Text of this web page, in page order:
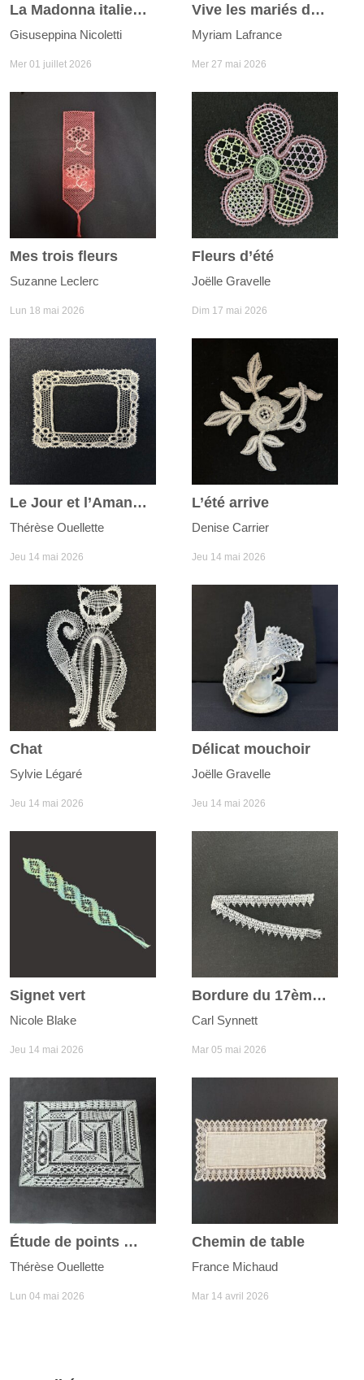
La Madonna italienne
Gisuseppina Nicoletti
Mer 01 juillet 2026
Vive les mariés du joli mois de mai
Myriam Lafrance
Mer 27 mai 2026
Mes trois fleurs
Suzanne Leclerc
Lun 18 mai 2026
Fleurs d’été
Joëlle Gravelle
Dim 17 mai 2026
Le Jour et l’Amande
Thérèse Ouellette
Jeu 14 mai 2026
L’été arrive
Denise Carrier
Jeu 14 mai 2026
Chat
Sylvie Légaré
Jeu 14 mai 2026
Délicat mouchoir
Joëlle Gravelle
Jeu 14 mai 2026
Signet vert
Nicole Blake
Jeu 14 mai 2026
Bordure du 17ème siècle
Carl Synnett
Mar 05 mai 2026
Étude de points Milanaise
Thérèse Ouellette
Lun 04 mai 2026
Chemin de table
France Michaud
Mar 14 avril 2026